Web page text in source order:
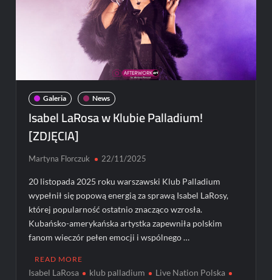
Galeria News
Isabel LaRosa w Klubie Palladium!
[ZDJĘCIA]
Martyna Florczuk 22/11/2025
20 listopada 2025 roku warszawski Klub Palladium
wypełnił się popową energią za sprawą Isabel LaRosy,
której popularność ostatnio znacząco wzrosła.
Kubańsko-amerykańska artystka zapewniła polskim
fanom wieczór pełen emocji i wspólnego …
READ MORE
Isabel LaRosa klub palladium
Live Nation Polska